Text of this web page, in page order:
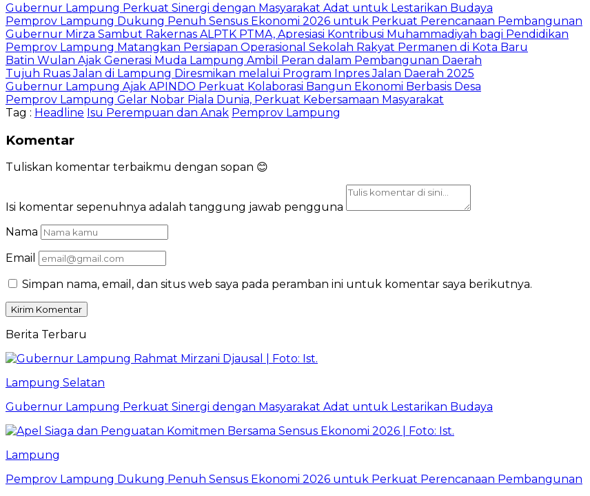
Gubernur Lampung Perkuat Sinergi dengan Masyarakat Adat untuk Lestarikan Budaya
Pemprov Lampung Dukung Penuh Sensus Ekonomi 2026 untuk Perkuat Perencanaan Pembangunan
Gubernur Mirza Sambut Rakernas ALPTK PTMA, Apresiasi Kontribusi Muhammadiyah bagi Pendidikan
Pemprov Lampung Matangkan Persiapan Operasional Sekolah Rakyat Permanen di Kota Baru
Batin Wulan Ajak Generasi Muda Lampung Ambil Peran dalam Pembangunan Daerah
Tujuh Ruas Jalan di Lampung Diresmikan melalui Program Inpres Jalan Daerah 2025
Gubernur Lampung Ajak APINDO Perkuat Kolaborasi Bangun Ekonomi Berbasis Desa
Pemprov Lampung Gelar Nobar Piala Dunia, Perkuat Kebersamaan Masyarakat
Tag : Headline Isu Perempuan dan Anak Pemprov Lampung
Komentar
Tuliskan komentar terbaikmu dengan sopan 😊
Isi komentar sepenuhnya adalah tanggung jawab pengguna
Nama
Email
Simpan nama, email, dan situs web saya pada peramban ini untuk komentar saya berikutnya.
Berita Terbaru
Lampung Selatan
Gubernur Lampung Perkuat Sinergi dengan Masyarakat Adat untuk Lestarikan Budaya
Lampung
Pemprov Lampung Dukung Penuh Sensus Ekonomi 2026 untuk Perkuat Perencanaan Pembangunan